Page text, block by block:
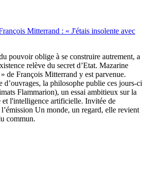
Mitterrand : « J'étais insolente avec
pouvoir oblige à se construire autrement, a
relève du secret d’Etat. Mazarine
de François Mitterrand y est parvenue.
d’ouvrages, la philosophe publie ces jours-ci
Flammarion), un essai ambitieux sur la
et l'intelligence artificielle. Invitée de
Un monde, un regard, elle revient
commun.